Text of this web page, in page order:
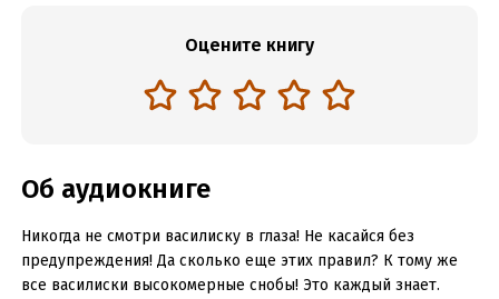
Оцените книгу
Об аудиокниге
Никогда не смотри василиску в глаза! Не касайся без
предупреждения! Да сколько еще этих правил? К тому же
все василиски высокомерные снобы! Это каждый знает.